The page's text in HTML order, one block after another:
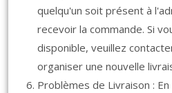
quelqu'un soit présent à
recevoir la commande. Si
disponible, veuillez
organiser une nouvelle
Problèmes de Livraison :